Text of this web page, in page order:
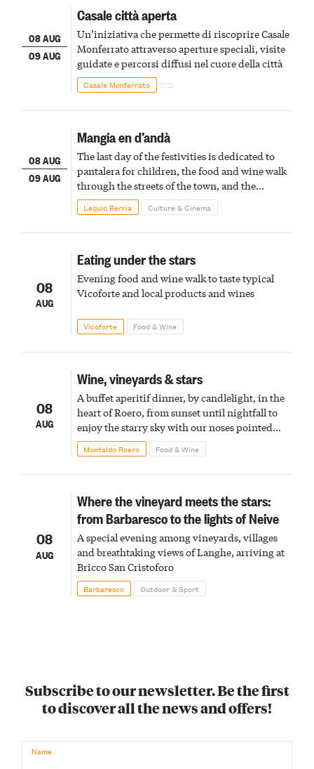
08 AUG
09 AUG
Casale città aperta
Un’iniziativa che permette di riscoprire Casale
Monferrato attraverso aperture speciali, visite
guidate e percorsi diffusi nel cuore della città
Casale Monferrato
08 AUG
09 AUG
Mangia en d’andà
The last day of the festivities is dedicated to
pantalera for children, the food and wine walk
through the streets of the town, and the
fireworks finale
Lequio Berria Culture & Cinema
08
AUG
Eating under the stars
Evening food and wine walk to taste typical
Vicoforte and local products and wines
Vicoforte Food & Wine
08
AUG
Wine, vineyards & stars
A buffet aperitif dinner, by candlelight, in the
heart of Roero, from sunset until nightfall to
enjoy the starry sky with our noses pointed
upward
Montaldo Roero Food & Wine
08
AUG
Where the vineyard meets the stars:
from Barbaresco to the lights of Neive
A special evening among vineyards, villages
and breathtaking views of Langhe, arriving at
Bricco San Cristoforo
Barbaresco Outdoor & Sport
Subscribe to our newsletter. Be the first
to discover all the news and offers!
Name